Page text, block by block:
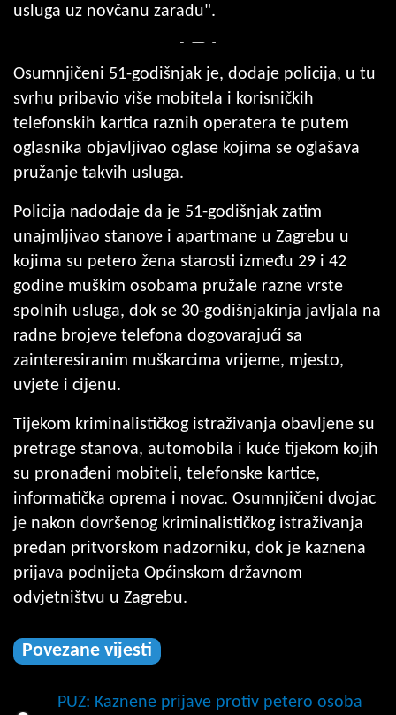
usluga uz novčanu zaradu".
Osumnjičeni 51-godišnjak je, dodaje policija, u tu
svrhu pribavio više mobitela i korisničkih
telefonskih kartica raznih operatera te putem
oglasnika objavljivao oglase kojima se oglašava
pružanje takvih usluga.
Policija nadodaje da je 51-godišnjak zatim
unajmljivao stanove i apartmane u Zagrebu u
kojima su petero žena starosti između 29 i 42
godine muškim osobama pružale razne vrste
spolnih usluga, dok se 30-godišnjakinja javljala na
radne brojeve telefona dogovarajući sa
zainteresiranim muškarcima vrijeme, mjesto,
uvjete i cijenu.
Tijekom kriminalističkog istraživanja obavljene su
pretrage stanova, automobila i kuće tijekom kojih
su pronađeni mobiteli, telefonske kartice,
informatička oprema i novac. Osumnjičeni dvojac
je nakon dovršenog kriminalističkog istraživanja
predan pritvorskom nadzorniku, dok je kaznena
prijava podnijeta Općinskom državnom
odvjetništvu u Zagrebu.
Povezane vijesti
PUZ: Kaznene prijave protiv petero osoba